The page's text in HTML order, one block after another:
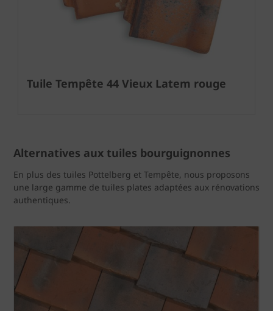
Tuile Tempête 44 Vieux Latem rouge
Alternatives aux tuiles bourguignonnes
En plus des tuiles Pottelberg et Tempête, nous proposons
une large gamme de tuiles plates adaptées aux rénovations
authentiques.